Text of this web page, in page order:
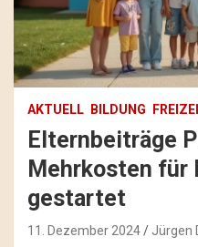
AKTUELL BILDUNG
Elternbeiträge
Mehrkosten für
gestartet
11. Dezember 2024 Jürgen